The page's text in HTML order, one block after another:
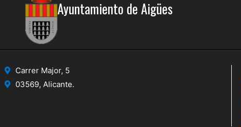
Ayuntamiento de Aigües
Carrer Major, 5
03569, Alicante.